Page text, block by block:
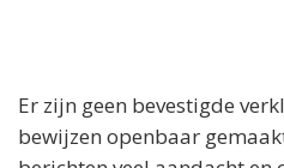
Er zijn geen bevestigde
bewijzen openbaar